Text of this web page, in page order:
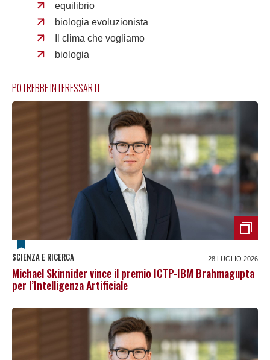
equilibrio
biologia evoluzionista
Il clima che vogliamo
biologia
POTREBBE INTERESSARTI
SCIENZA E RICERCA 28 LUGLIO 2026
Michael Skinnider vince il premio ICTP-IBM Brahmagupta
per l’Intelligenza Artificiale